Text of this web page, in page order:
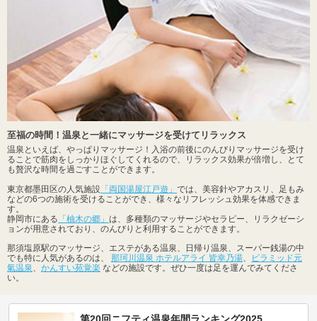
至福の時間！温泉と一緒にマッサージを受けてリラックス
温泉といえば、やっぱりマッサージ！入浴の前後にのんびりマッサージを受け
ることで筋肉をしっかりほぐしてくれるので、リラックス効果が倍増し、とて
も贅沢な時間を過ごすことができます。
東京都墨田区の人気施設 「両国湯屋江戸遊」 では、美容針やアカスリ、足もみ
などの6つの施術を受けることができ、様々なリフレッシュ効果を体感できま
す。
静岡市にある 「柚木の郷」 は、多種類のマッサージやセラピー、リラクゼーシ
ョンが用意されており、のんびりと利用することができます。
那須塩原駅のマッサージ、エステがある温泉、日帰り温泉、スーパー銭湯の中
でも特に人気があるのは、 那珂川温泉 ホテルアライ 皆幸乃湯
ピラミッド元
氣温泉
かんすい苑覚楽 などの施設です。ぜひ一度は足を運んでみてくださ
い。